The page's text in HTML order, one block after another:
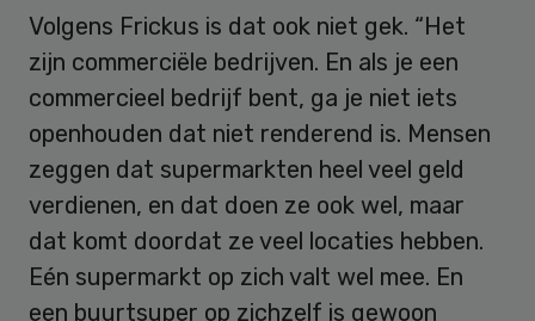
Volgens Frickus is dat ook niet gek. “Het
zijn commerciële bedrijven. En als je een
commercieel bedrijf bent, ga je niet iets
openhouden dat niet renderend is. Mensen
zeggen dat supermarkten heel veel geld
verdienen, en dat doen ze ook wel, maar
dat komt doordat ze veel locaties hebben.
Eén supermarkt op zich valt wel mee. En
een buurtsuper op zichzelf is gewoon